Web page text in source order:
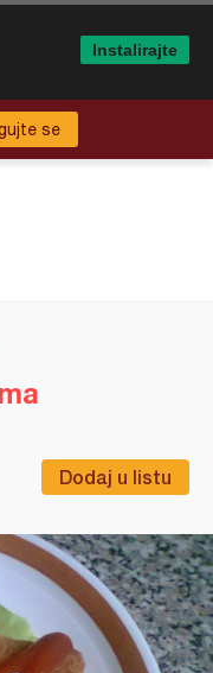
se
Dodaj u listu
Instalirajte